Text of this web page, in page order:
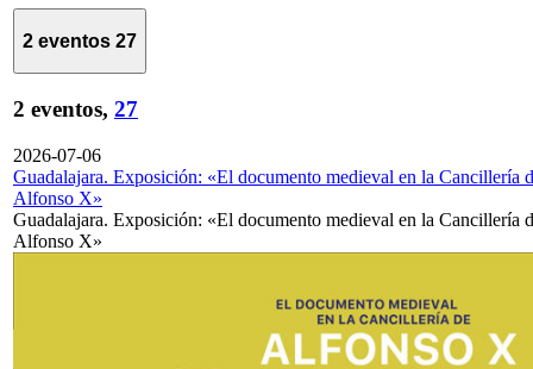
2 eventos 27
2 eventos, 27
2026-07-06
Guadalajara. Exposición: «El documento medieval en la Cancillería
Alfonso X»
Guadalajara. Exposición: «El documento medieval en la Cancillería
Alfonso X»